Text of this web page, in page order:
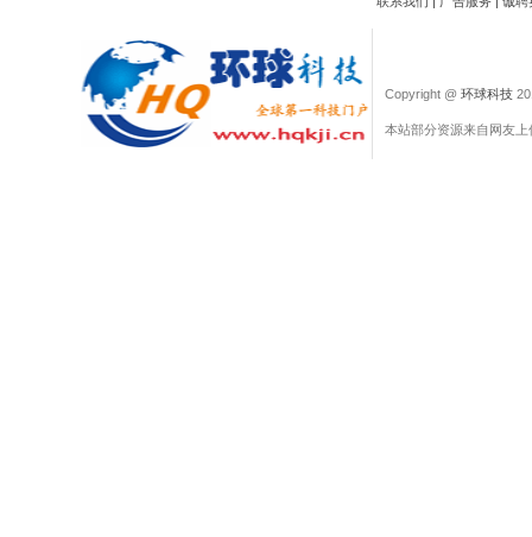
Copyright @ 环球科技
本站部分资源来自网友